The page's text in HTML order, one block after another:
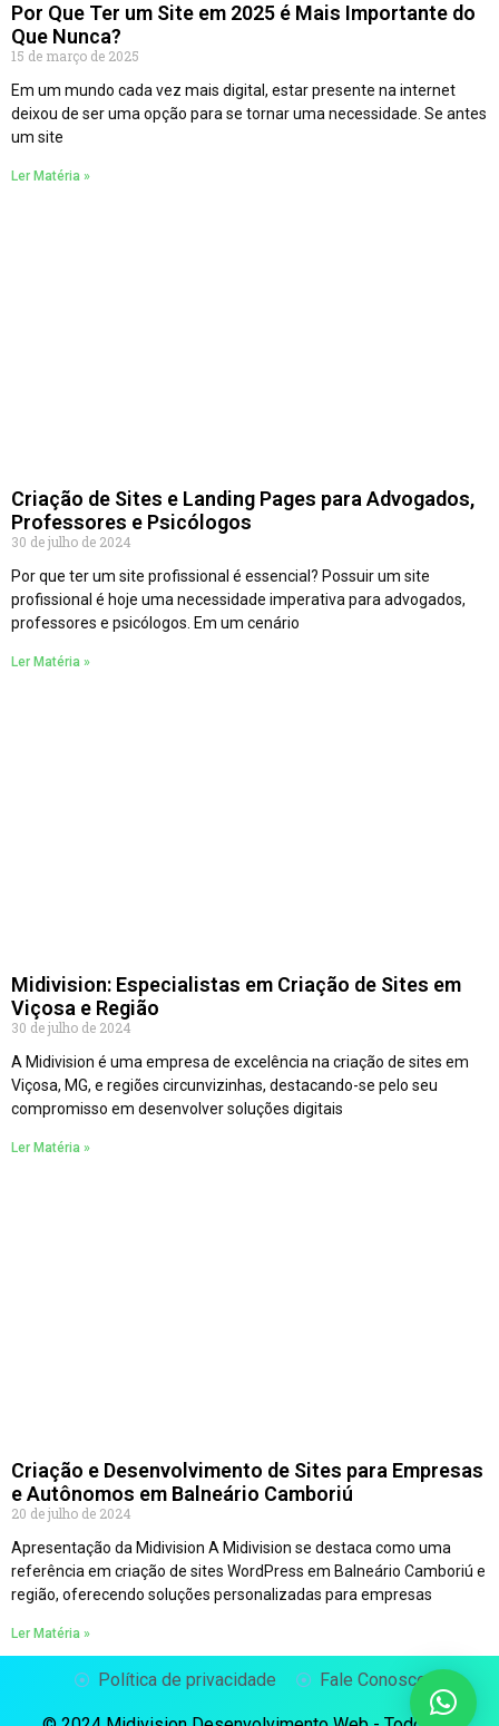
Por Que Ter um Site em 2025 é Mais Importante do
Que Nunca?
15 de março de 2025
Em um mundo cada vez mais digital, estar presente na internet
deixou de ser uma opção para se tornar uma necessidade. Se antes
um site
Ler Matéria »
Criação de Sites e Landing Pages para Advogados,
Professores e Psicólogos
30 de julho de 2024
Por que ter um site profissional é essencial? Possuir um site
profissional é hoje uma necessidade imperativa para advogados,
professores e psicólogos. Em um cenário
Ler Matéria »
Midivision: Especialistas em Criação de Sites em
Viçosa e Região
30 de julho de 2024
A Midivision é uma empresa de excelência na criação de sites em
Viçosa, MG, e regiões circunvizinhas, destacando-se pelo seu
compromisso em desenvolver soluções digitais
Ler Matéria »
Criação e Desenvolvimento de Sites para Empresas
e Autônomos em Balneário Camboriú
20 de julho de 2024
Apresentação da Midivision A Midivision se destaca como uma
referência em criação de sites WordPress em Balneário Camboriú e
região, oferecendo soluções personalizadas para empresas
Ler Matéria »
Política de privacidade Fale Conosco